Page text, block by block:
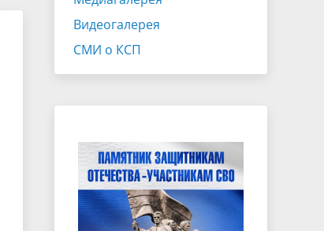
Законотворчество
Видеогалерея
СМИ о КСП